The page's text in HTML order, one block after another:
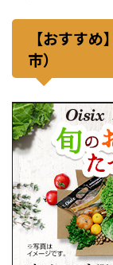
【おすす
市）